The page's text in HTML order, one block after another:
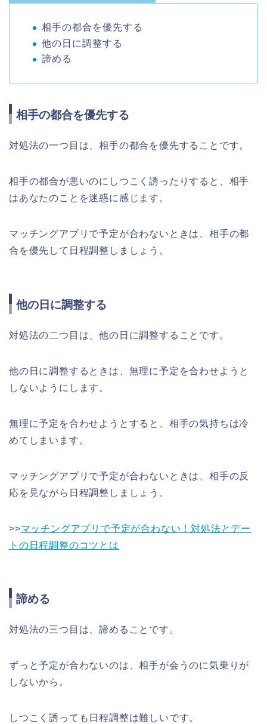
相手の都合を優先する
他の日に調整する
諦める
相手の都合を優先する
対処法の一つ目は、相手の都合を優先することです。
相手の都合が悪いのにしつこく誘ったりすると、相手
はあなたのことを迷惑に感じます。
マッチングアプリで予定が合わないときは、相手の都
合を優先して日程調整しましょう。
他の日に調整する
対処法の二つ目は、他の日に調整することです。
他の日に調整するときは、無理に予定を合わせようと
しないようにします。
無理に予定を合わせようとすると、相手の気持ちは冷
めてしまいます。
マッチングアプリで予定が合わないときは、相手の反
応を見ながら日程調整しましょう。
>>マッチングアプリで予定が合わない！対処法とデー
トの日程調整のコツとは
諦める
対処法の三つ目は、諦めることです。
ずっと予定が合わないのは、相手が会うのに気乗りが
しないから。
しつこく誘っても日程調整は難しいです。